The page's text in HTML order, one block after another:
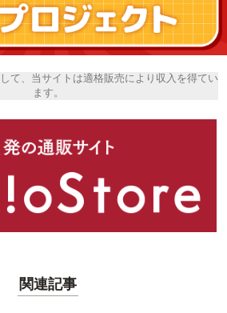
て、当サイトは適格販売により収入を得てい
ます。
関連記事